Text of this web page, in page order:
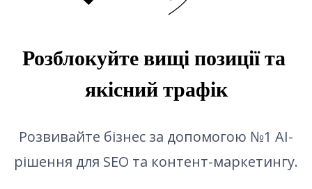
Розблокуйте вищі позиції та
якісний трафік
Розвивайте бізнес за допомогою №1 AI-
рішення для SEO та контент-маркетингу.